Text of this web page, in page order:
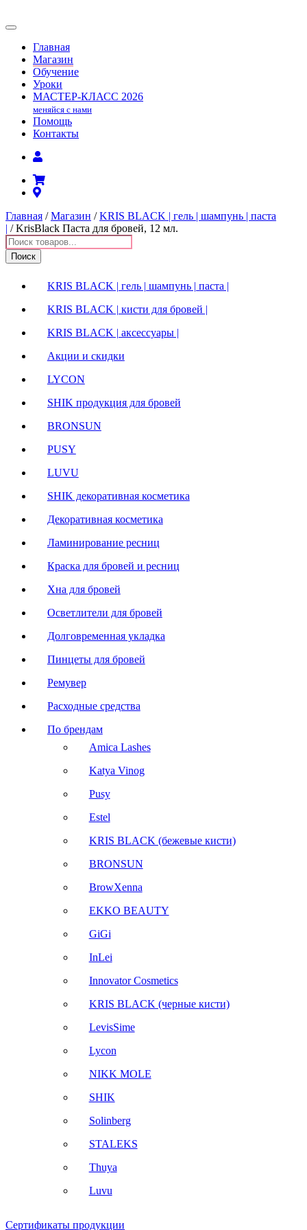
Главная
Магазин
Обучение
Уроки
МАСТЕР-КЛАСС 2026
меняйся с нами
Помощь
Контакты
Главная /Магазин /KRIS BLACK | гель | шампунь | паста
| / KrisBlack Паста для бровей, 12 мл.
Поиск
товаров
Поиск
KRIS BLACK | гель | шампунь | паста |
KRIS BLACK | кисти для бровей |
KRIS BLACK | аксессуары |
Акции и скидки
LYCON
SHIK продукция для бровей
BRONSUN
PUSY
LUVU
SHIK декоративная косметика
Декоративная косметика
Ламинирование ресниц
Краска для бровей и ресниц
Хна для бровей
Осветлители для бровей
Долговременная укладка
Пинцеты для бровей
Ремувер
Расходные средства
По брендам
Amica Lashes
Katya Vinog
Pusy
Estel
KRIS BLACK (бежевые кисти)
BRONSUN
BrowXenna
EKKO BEAUTY
GiGi
InLei
Innovator Cosmetics
KRIS BLACK (черные кисти)
LevisSime
Lycon
NIKK MOLE
SHIK
Solinberg
STALEKS
Thuya
Luvu
Сертификаты продукции